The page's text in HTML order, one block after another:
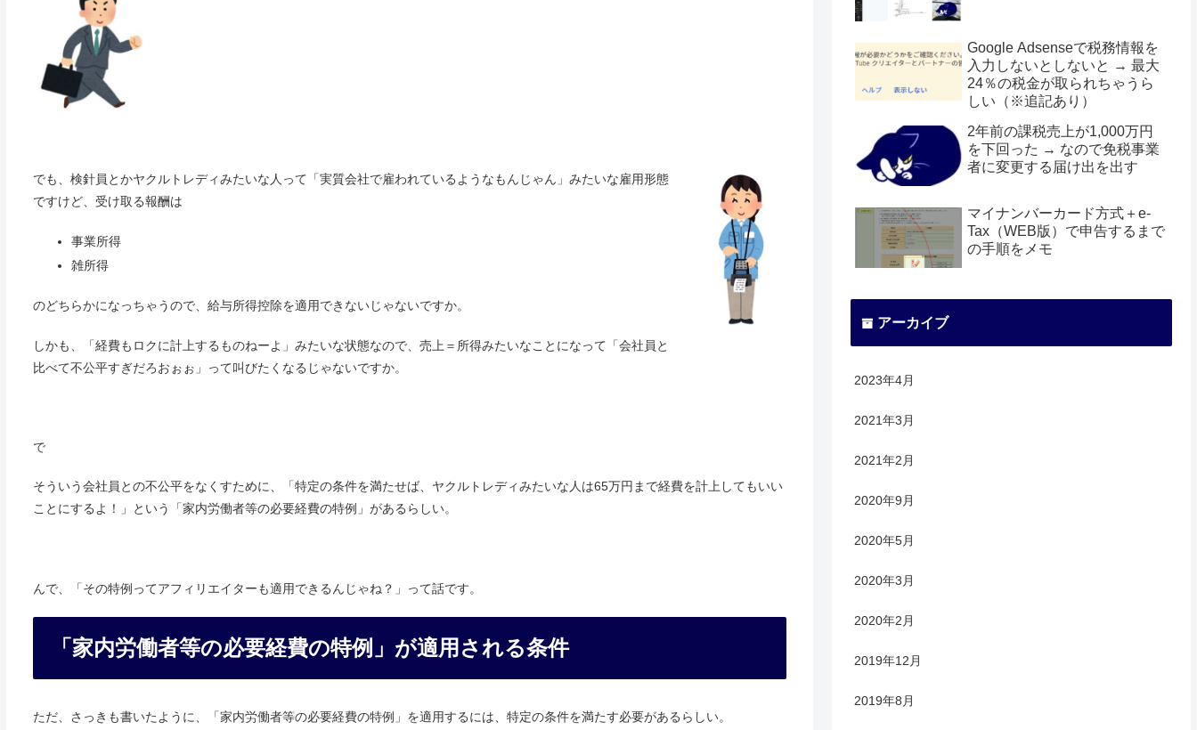
でも、検針員とかヤクルトレディみたいな人って「実質会社で雇われているようなもんじゃん」みたいな雇用形態
ですけど、受け取る報酬は
事業所得
雑所得
のどちらかになっちゃうので、給与所得控除を適用できないじゃないですか。
しかも、「経費もロクに計上するものねーよ」みたいな状態なので、売上＝所得みたいなことになって「会社員と
比べて不公平すぎだろおぉぉ」って叫びたくなるじゃないですか。
で
そういう会社員との不公平をなくすために、「特定の条件を満たせば、ヤクルトレディみたいな人は65万円まで経費を計上してもいい
ことにするよ！」という「家内労働者等の必要経費の特例」があるらしい。
んで、「その特例ってアフィリエイターも適用できるんじゃね？」って話です。
「家内労働者等の必要経費の特例」が適用される条件
ただ、さっきも書いたように、「家内労働者等の必要経費の特例」を適用するには、特定の条件を満たす必要があるらしい。
Google Adsenseで税務情報を
入力しないとしないと → 最大
24％の税金が取られちゃうら
しい（※追記あり）
2年前の課税売上が1,000万円
を下回った → なので免税事業
者に変更する届け出を出す
マイナンバーカード方式＋e-
Tax（WEB版）で申告するまで
の手順をメモ
アーカイブ
2023年4月
2021年3月
2021年2月
2020年9月
2020年5月
2020年3月
2020年2月
2019年12月
2019年8月